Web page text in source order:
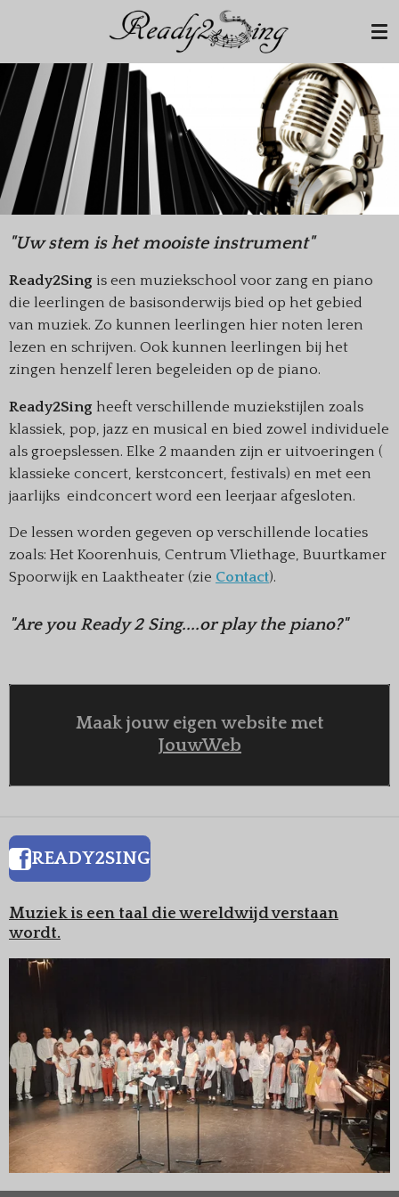
naar
de
hoofdinhoud
"Uw stem is het mooiste instrument"
Ready2Sing is een muziekschool voor zang en piano
die leerlingen de basisonderwijs bied op het gebied
van muziek. Zo kunnen leerlingen hier noten leren
lezen en schrijven. Ook kunnen leerlingen bij het
zingen henzelf leren begeleiden op de piano.
Ready2Sing heeft verschillende muziekstijlen zoals
klassiek, pop, jazz en musical en bied zowel individuele
als groepslessen. Elke 2 maanden zijn er uitvoeringen (
klassieke concert, kerstconcert, festivals) en met een
jaarlijks eindconcert word een leerjaar afgesloten.
De lessen worden gegeven op verschillende locaties
zoals: Het Koorenhuis, Centrum Vliethage, Buurtkamer
Spoorwijk en Laaktheater (zie Contact).
"Are you Ready 2 Sing....or play the piano?"
Maak jouw eigen website met
JouwWeb
READY2SING
Muziek is een taal die wereldwijd verstaan
wordt.